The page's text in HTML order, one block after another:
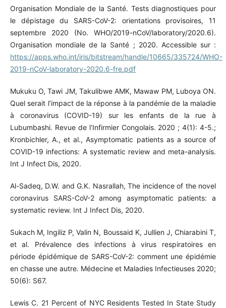
Organisation Mondiale de la Santé. Tests diagnostiques pour
le dépistage du SARS-CoV-2: orientations provisoires, 11
septembre 2020 (No. WHO/2019-nCoV/laboratory/2020.6).
Organisation mondiale de la Santé ; 2020. Accessible sur :
https://apps.who.int/iris/bitstream/handle/10665/335724/WHO-
2019-nCoV-laboratory-2020.6-fre.pdf
Mukuku O, Tawi JM, Takulibwe AMK, Mawaw PM, Luboya ON.
Quel serait l’impact de la réponse à la pandémie de la maladie
à coronavirus (COVID-19) sur les enfants de la rue à
Lubumbashi. Revue de l’Infirmier Congolais. 2020 ; 4(1): 4-5.;
Kronbichler, A., et al., Asymptomatic patients as a source of
COVID-19 infections: A systematic review and meta-analysis.
Int J Infect Dis, 2020.
Al-Sadeq, D.W. and G.K. Nasrallah, The incidence of the novel
coronavirus SARS-CoV-2 among asymptomatic patients: a
systematic review. Int J Infect Dis, 2020.
Sukach M, Ingiliz P, Valin N, Boussaid K, Jullien J, Chiarabini T,
et al. Prévalence des infections à virus respiratoires en
période épidémique de SARS-CoV-2: comment une épidémie
en chasse une autre. Médecine et Maladies Infectieuses 2020;
50(6): S67.
Lewis C. 21 Percent of NYC Residents Tested In State Study